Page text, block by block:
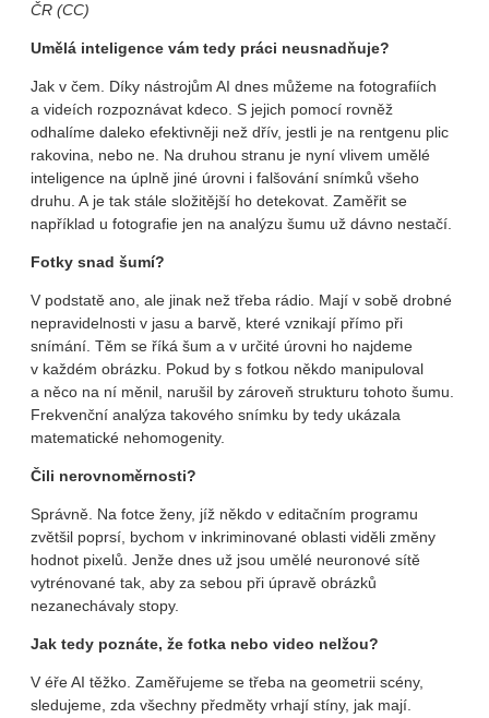
ČR (CC)
Umělá inteligence vám tedy práci neusnadňuje?
Jak v čem. Díky nástrojům AI dnes můžeme na fotografiích
a videích rozpoznávat kdeco. S jejich pomocí rovněž
odhalíme daleko efektivněji než dřív, jestli je na rentgenu plic
rakovina, nebo ne. Na druhou stranu je nyní vlivem umělé
inteligence na úplně jiné úrovni i falšování snímků všeho
druhu. A je tak stále složitější ho detekovat. Zaměřit se
například u fotografie jen na analýzu šumu už dávno nestačí.
Fotky snad šumí?
V podstatě ano, ale jinak než třeba rádio. Mají v sobě drobné
nepravidelnosti v jasu a barvě, které vznikají přímo při
snímání. Těm se říká šum a v určité úrovni ho najdeme
v každém obrázku. Pokud by s fotkou někdo manipuloval
a něco na ní měnil, narušil by zároveň strukturu tohoto šumu.
Frekvenční analýza takového snímku by tedy ukázala
matematické nehomogenity.
Čili nerovnoměrnosti?
Správně. Na fotce ženy, jíž někdo v editačním programu
zvětšil poprsí, bychom v inkriminované oblasti viděli změny
hodnot pixelů. Jenže dnes už jsou umělé neuronové sítě
vytrénované tak, aby za sebou při úpravě obrázků
nezanechávaly stopy.
Jak tedy poznáte, že fotka nebo video nelžou?
V éře AI těžko. Zaměřujeme se třeba na geometrii scény,
sledujeme, zda všechny předměty vrhají stíny, jak mají.